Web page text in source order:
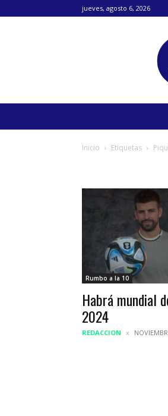
jueves, agosto 6, 2026
Inicio Etiquetas
Rumbo a la 10
Habrá mundial
2024
REDACCION